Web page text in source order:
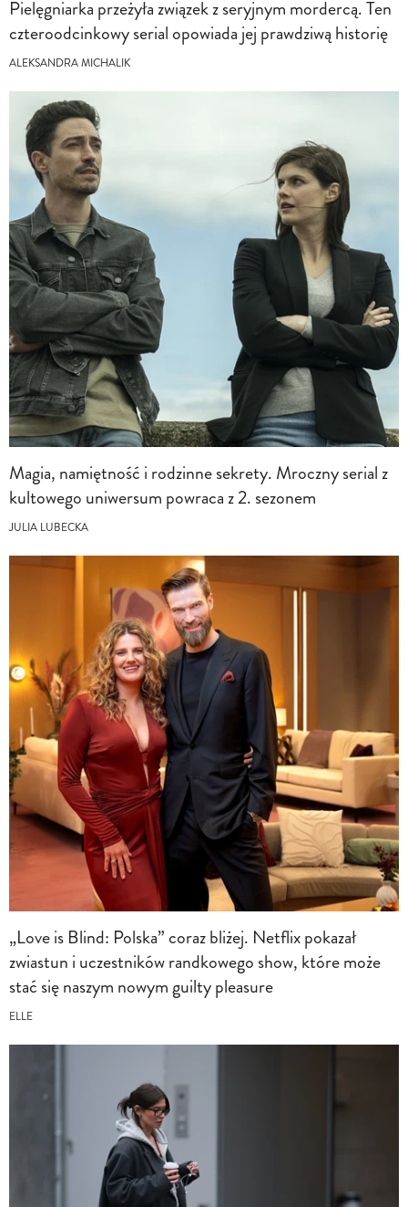
Pielęgniarka przeżyła związek z seryjnym mordercą. Ten
czteroodcinkowy serial opowiada jej prawdziwą historię
ALEKSANDRA MICHALIK
Magia, namiętność i rodzinne sekrety. Mroczny serial z
kultowego uniwersum powraca z 2. sezonem
JULIA LUBECKA
„Love is Blind: Polska” coraz bliżej. Netflix pokazał
zwiastun i uczestników randkowego show, które może
stać się naszym nowym guilty pleasure
ELLE